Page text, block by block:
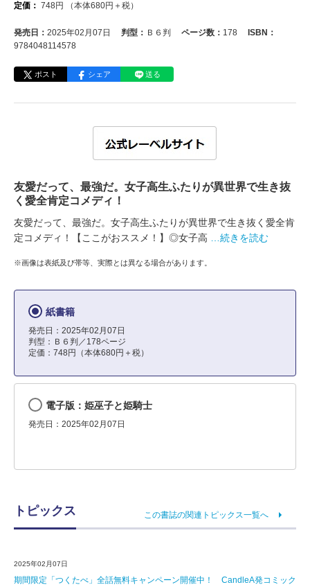
定価： 748円 （本体680円＋税）
発売日： 2025年02月07日 判型： Ｂ６判 ページ数： 178
ISBN：
9784048114578
ポスト シェア 送る
友愛だって、最強だ。女子高生ふたりが異世界で生き抜
く愛全肯定コメディ！
友愛だって、最強だ。女子高生ふたりが異世界で生き抜く愛全肯
定コメディ！【ここがおススメ！】◎女子高
…続きを読む
※画像は表紙及び帯等、実際とは異なる場合があります。
紙書籍
発売日：2025年02月07日
判型：Ｂ６判／178ページ
定価：748円（本体680円＋税）
電子版：姫巫子と姫騎士
発売日：2025年02月07日
トピックス この書誌の関連トピックス一覧へ
2025年02月07日
期間限定「つくたべ」全話無料キャンペーン開催中！ CandleA発コミック